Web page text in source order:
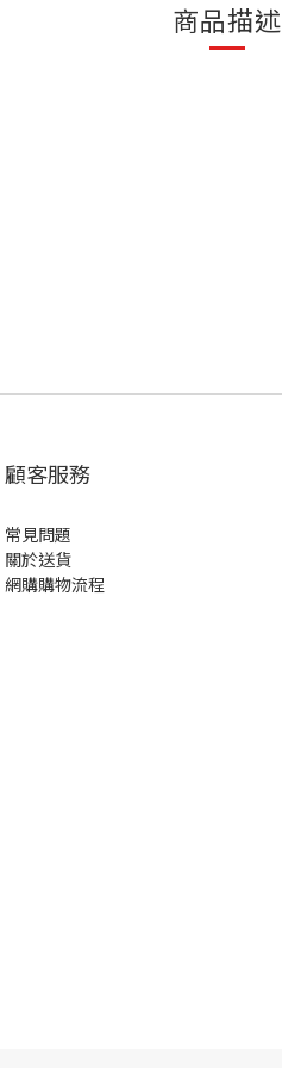
商品描述
顧客服務
常見問題
關於送貨
網購購物流程